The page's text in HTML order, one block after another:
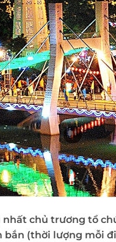
chủ trương tổ
bắn (thời lượng mỗi